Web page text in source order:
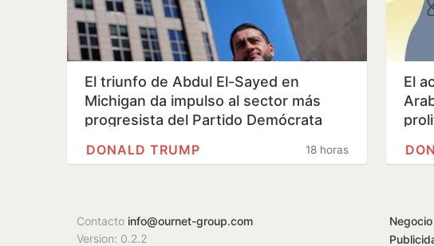
El triunfo de Abdul El-Sayed en
Michigan da impulso al sector más
progresista del Partido Demócrata
18 horas
DONALD TRUMP
El
Contacto info@ournet-group.com
Version: 0.2.2
Negocio